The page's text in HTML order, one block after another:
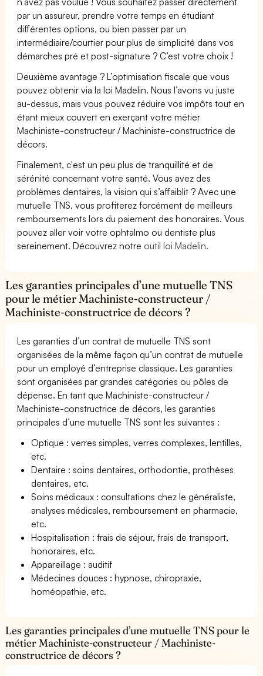
par un assureur, prendre votre temps en étudiant
différentes options, ou bien passer par un
intermédiaire/courtier pour plus de simplicité dans vos
démarches pré et post-signature ? C’est votre choix !
Deuxième avantage ? L’optimisation fiscale que vous
pouvez obtenir via la loi Madelin. Nous l’avons vu juste
au-dessus, mais vous pouvez réduire vos impôts tout en
étant mieux couvert en exerçant votre métier
Machiniste-constructeur / Machiniste-constructrice de
décors.
Finalement, c'est un peu plus de tranquillité et de
sérénité concernant votre santé. Vous avez des
problèmes dentaires, la vision qui s’affaiblit ? Avec une
mutuelle TNS, vous profiterez forcément de meilleurs
remboursements lors du paiement des honoraires. Vous
pouvez aller voir votre ophtalmo ou dentiste plus
sereinement. Découvrez notre outil loi Madelin.
Les garanties principales d’une mutuelle TNS
pour le métier Machiniste-constructeur /
Machiniste-constructrice de décors ?
Les garanties d’un contrat de mutuelle TNS sont
organisées de la même façon qu’un contrat de mutuelle
pour un employé d’entreprise classique. Les garanties
sont organisées par grandes catégories ou pôles de
dépense. En tant que Machiniste-constructeur /
Machiniste-constructrice de décors, les garanties
principales d’une mutuelle TNS sont les suivantes :
Optique : verres simples, verres complexes, lentilles,
etc.
Dentaire : soins dentaires, orthodontie, prothèses
dentaires, etc.
Soins médicaux : consultations chez le généraliste,
analyses médicales, remboursement en pharmacie,
etc.
Hospitalisation : frais de séjour, frais de transport,
honoraires, etc.
Appareillage : auditif
Médecines douces : hypnose, chiropraxie,
homéopathie, etc.
Les garanties principales d’une mutuelle TNS pour le
métier Machiniste-constructeur / Machiniste-
constructrice de décors ?